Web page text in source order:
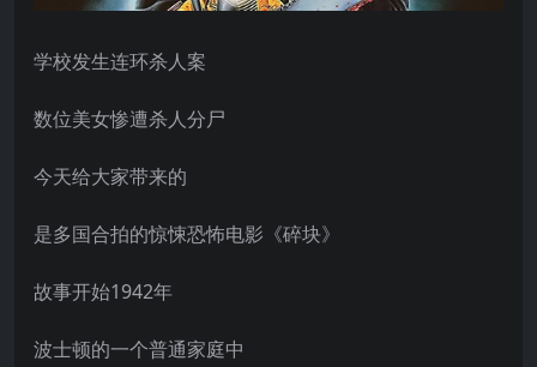
学校发生连环杀人案
数位美女惨遭杀人分尸
今天给大家带来的
是多国合拍的惊悚恐怖电影《碎块》
故事开始1942年
波士顿的一个普通家庭中